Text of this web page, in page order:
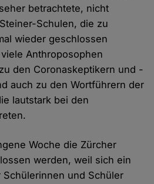
betrachtete, nicht
Schulen, die zu
wieder geschlossen
Anthroposophen
den Coronaskeptikern und -
auch zu den Wortführern der
lautstark bei den
Woche die Zürcher
werden, weil sich ein
und Schüler